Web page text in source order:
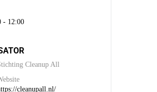
- 12:00
Cleanup All
cleanupall.nl/